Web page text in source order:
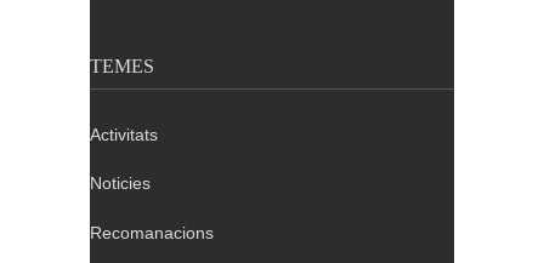
TEMES
Activitats
Noticies
Recomanacions